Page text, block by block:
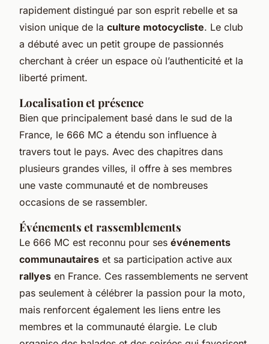
rapidement distingué par son esprit rebelle et sa
vision unique de la culture motocycliste. Le club
a débuté avec un petit groupe de passionnés
cherchant à créer un espace où l’authenticité et la
liberté priment.
Localisation et présence
Bien que principalement basé dans le sud de la
France, le 666 MC a étendu son influence à
travers tout le pays. Avec des chapitres dans
plusieurs grandes villes, il offre à ses membres
une vaste communauté et de nombreuses
occasions de se rassembler.
Événements et rassemblements
Le 666 MC est reconnu pour ses événements
communautaires et sa participation active aux
rallyes en France. Ces rassemblements ne servent
pas seulement à célébrer la passion pour la moto,
mais renforcent également les liens entre les
membres et la communauté élargie. Le club